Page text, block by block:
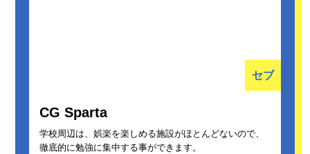
セブ
CG Sparta
学校周辺は、娯楽を楽しめる施設がほとんどないので、
徹底的に勉強に集中する事ができます。